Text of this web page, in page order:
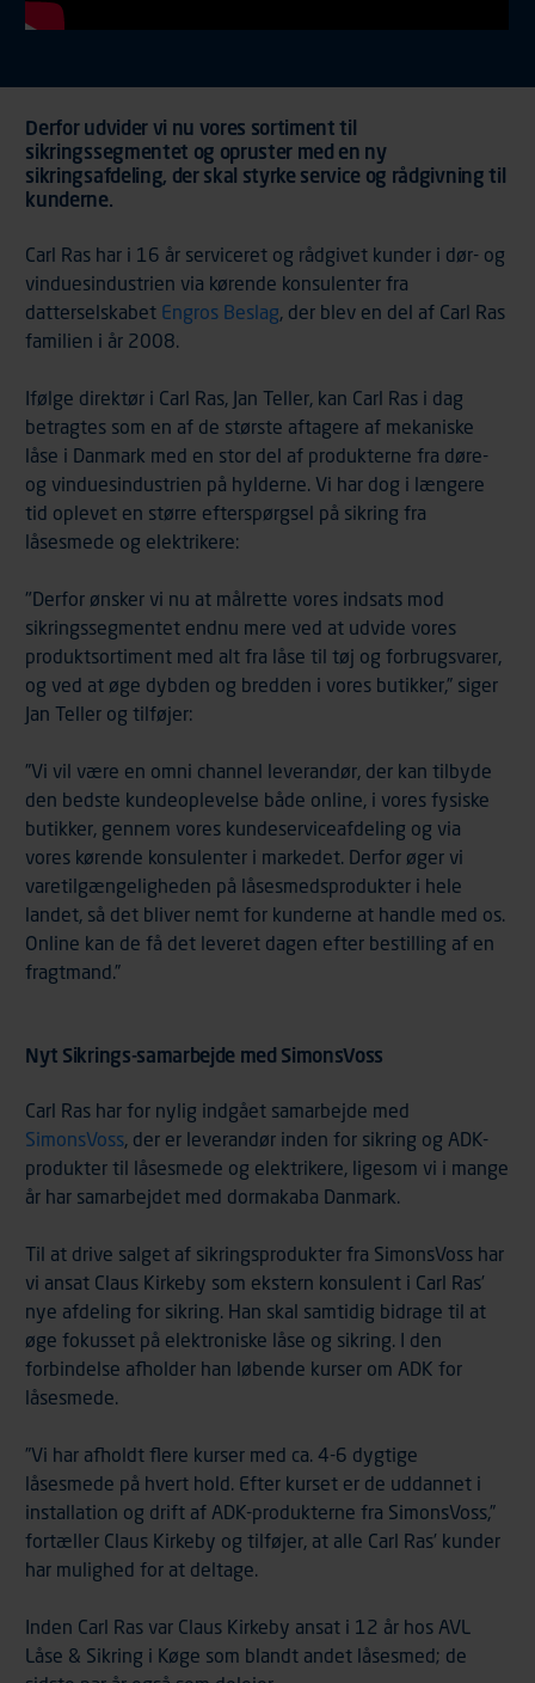
Derfor udvider vi nu vores sortiment til
sikringssegmentet og opruster med en ny
sikringsafdeling, der skal styrke service og rådgivning til
kunderne.
Carl Ras har i 16 år serviceret og rådgivet kunder i dør- og
vinduesindustrien via kørende konsulenter fra
datterselskabet Engros Beslag , der blev en del af Carl Ras
familien i år 2008.
Ifølge direktør i Carl Ras, Jan Teller, kan Carl Ras i dag
betragtes som en af de største aftagere af mekaniske
låse i Danmark med en stor del af produkterne fra døre-
og vinduesindustrien på hylderne. Vi har dog i længere
tid oplevet en større efterspørgsel på sikring fra
låsesmede og elektrikere:
"Derfor ønsker vi nu at målrette vores indsats mod
sikringssegmentet endnu mere ved at udvide vores
produktsortiment med alt fra låse til tøj og forbrugsvarer,
og ved at øge dybden og bredden i vores butikker,” siger
Jan Teller og tilføjer:
”Vi vil være en omni channel leverandør, der kan tilbyde
den bedste kundeoplevelse både online, i vores fysiske
butikker, gennem vores kundeserviceafdeling og via
vores kørende konsulenter i markedet. Derfor øger vi
varetilgængeligheden på låsesmedsprodukter i hele
landet, så det bliver nemt for kunderne at handle med os.
Online kan de få det leveret dagen efter bestilling af en
fragtmand.”
Nyt Sikrings-samarbejde med SimonsVoss
Carl Ras har for nylig indgået samarbejde med
SimonsVoss , der er leverandør inden for sikring og ADK-
produkter til låsesmede og elektrikere, ligesom vi i mange
år har samarbejdet med dormakaba Danmark.
Til at drive salget af sikringsprodukter fra SimonsVoss har
vi ansat Claus Kirkeby som ekstern konsulent i Carl Ras’
nye afdeling for sikring. Han skal samtidig bidrage til at
øge fokusset på elektroniske låse og sikring. I den
forbindelse afholder han løbende kurser om ADK for
låsesmede.
”Vi har afholdt flere kurser med ca. 4-6 dygtige
låsesmede på hvert hold. Efter kurset er de uddannet i
installation og drift af ADK-produkterne fra SimonsVoss,”
fortæller Claus Kirkeby og tilføjer, at alle Carl Ras’ kunder
har mulighed for at deltage.
Inden Carl Ras var Claus Kirkeby ansat i 12 år hos AVL
Låse & Sikring i Køge som blandt andet låsesmed; de